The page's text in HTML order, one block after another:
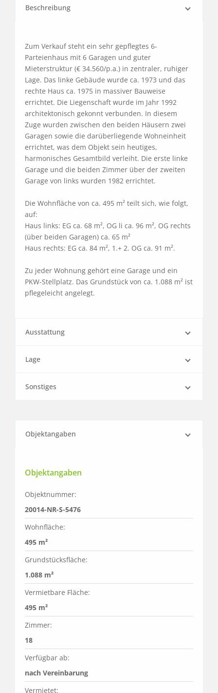
Beschreibung
Zum Verkauf steht ein sehr gepflegtes 6-
Parteienhaus mit 6 Garagen und guter
Mieterstruktur (€ 34.560/p.a.) in zentraler, ruhiger
Lage. Das linke Gebäude wurde ca. 1973 und das
rechte Haus ca. 1975 in massiver Bauweise
errichtet. Die Liegenschaft wurde im Jahr 1992
architektonisch gekonnt verbunden. In diesem
Zuge wurden zwischen den beiden Häusern zwei
Garagen sowie die darüberliegende Wohneinheit
errichtet, was dem Objekt sein heutiges,
harmonisches Gesamtbild verleiht. Die erste linke
Garage und die beiden Zimmer über der zweiten
Garage von links wurden 1982 errichtet.
Die Wohnfläche von ca. 495 m² teilt sich, wie folgt,
auf:
Haus links: EG ca. 68 m², OG li ca. 96 m², OG rechts
(über beiden Garagen) ca. 65 m²
Haus rechts: EG ca. 84 m², 1.+ 2. OG ca. 91 m².
Zu jeder Wohnung gehört eine Garage und ein
PKW-Stellplatz. Das Grundstück von ca. 1.088 m² ist
pflegeleicht angelegt.
Ausstattung
Lage
Sonstiges
Objektangaben
Objektangaben
Objektnummer:
20014-NR-S-5476
Wohnfläche:
495 m²
Grundstücksfläche:
1.088 m²
Vermietbare Fläche:
495 m²
Zimmer:
18
Verfügbar ab:
nach Vereinbarung
Vermietet: